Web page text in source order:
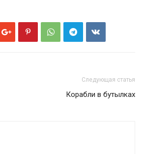
Следующая статья
Корабли в бутылках